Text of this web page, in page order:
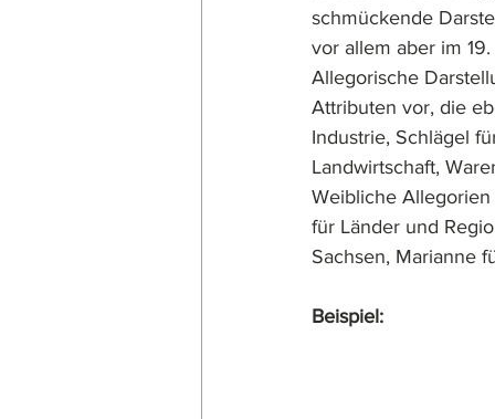
schmückende
vor allem aber im
Allegorische
Attributen vor, die
Industrie, Schlägel
Landwirtschaft,
Weibliche
für Länder und
Sachsen, Marianne
Beispiel: